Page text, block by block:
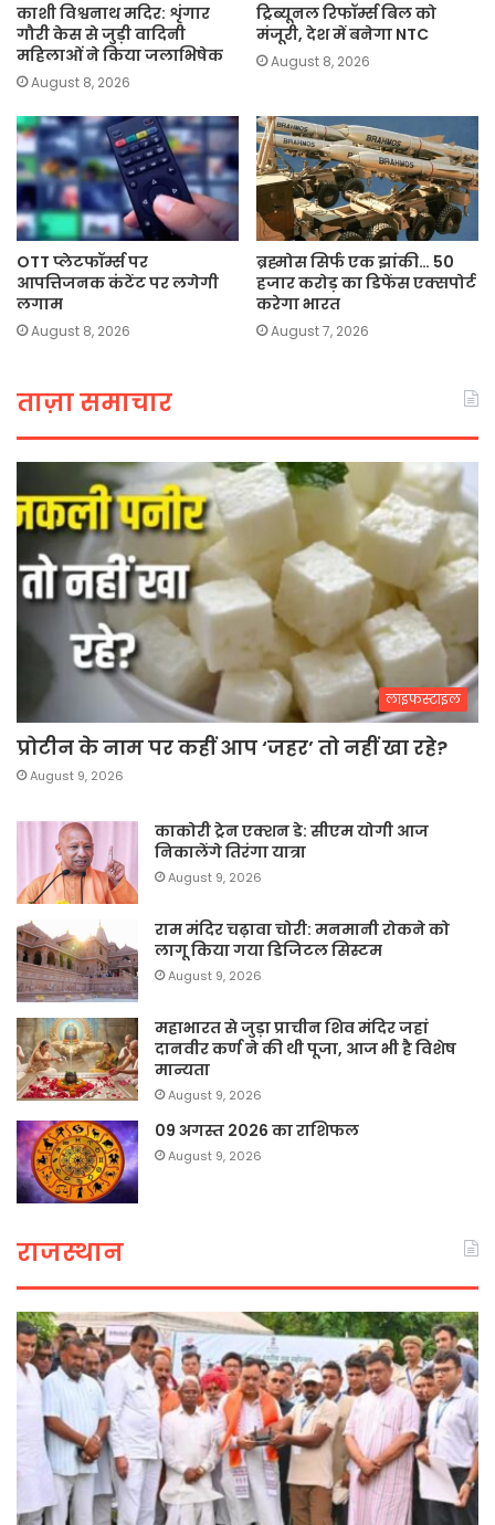
काशी विश्वनाथ मदिर: शृंगार
गौरी केस से जुड़ी वादिनी
महिलाओं ने किया जलाभिषेक
August 8, 2026
ट्रिब्यूनल रिफॉर्म्स बिल को
मंजूरी, देश में बनेगा NTC
August 8, 2026
OTT प्लेटफॉर्म्स पर
आपत्तिजनक कंटेंट पर लगेगी
लगाम
August 8, 2026
ब्रह्मोस सिर्फ एक झांकी… 50
हजार करोड़ का डिफेंस एक्सपोर्ट
करेगा भारत
August 7, 2026
ताज़ा समाचार
लाइफस्टाइल
प्रोटीन के नाम पर कहीं आप ‘जहर’ तो नहीं खा रहे?
August 9, 2026
काकोरी ट्रेन एक्शन डे: सीएम योगी आज
निकालेंगे तिरंगा यात्रा
August 9, 2026
राम मंदिर चढ़ावा चोरी: मनमानी रोकने को
लागू किया गया डिजिटल सिस्टम
August 9, 2026
महाभारत से जुड़ा प्राचीन शिव मंदिर जहां
दानवीर कर्ण ने की थी पूजा, आज भी है विशेष
मान्यता
August 9, 2026
09 अगस्त 2026 का राशिफल
August 9, 2026
राजस्थान